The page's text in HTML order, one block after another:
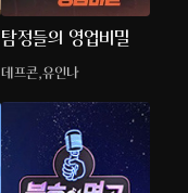
탐정들의 영업비밀
데프콘,유인나